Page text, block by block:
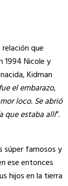
que
1994 Nicole y
Kidman
el embarazo,
loco. Se abrió
que estaba allí”.
súper famosos y
ese entonces
hijos en la tierra